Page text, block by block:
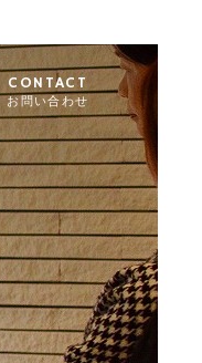
CONTACT
お問い合わせ